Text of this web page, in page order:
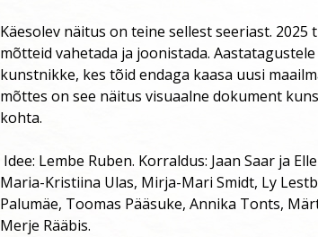
Käesolev näitus on teine sellest seeriast.
mõtteid vahetada ja joonistada.
kunstnikke, kes tõid endaga kaasa uusi
mõttes on see näitus visuaalne dokument
kohta.
Idee: Lembe Ruben. Korraldus: Jaan Saar ja
Maria-Kristiina Ulas, Mirja-Mari Smidt, Ly
Palumäe, Toomas Pääsuke, Annika Tonts,
Merje Rääbis.